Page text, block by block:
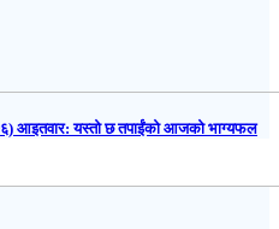
आइतवार: यस्तो छ तपाईंको आजको भाग्यफल